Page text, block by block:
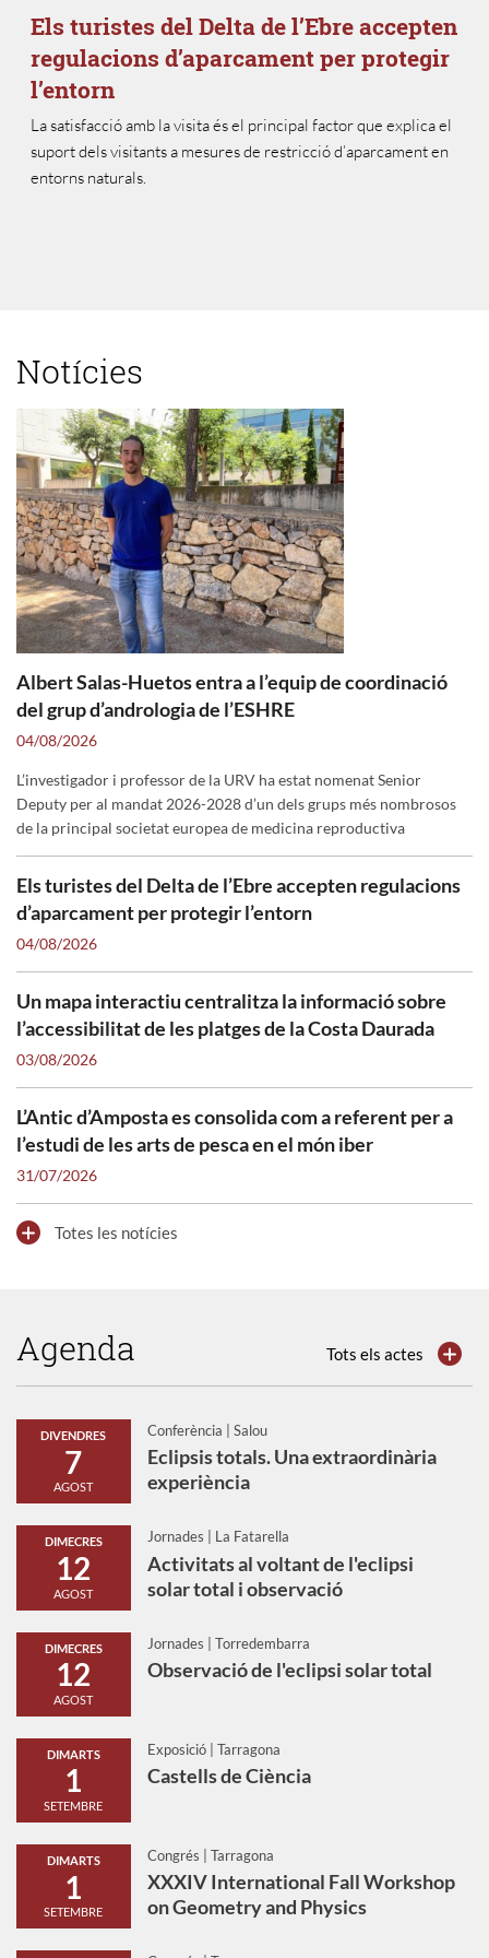
Els turistes del Delta de l’Ebre accepten
regulacions d’aparcament per protegir
l’entorn
La satisfacció amb la visita és el principal factor que explica el
suport dels visitants a mesures de restricció d’aparcament en
entorns naturals.
Eclipsa’t de ciència
Fa més d'un segle que no passa i el 12 d'agost, a partir de les
19:35 h, tornarà a passar. A la URV organitzem activitats a tot
aquest esdeveniment únic.
Consulta totes les activitats
calor i l’escalfament global
Investigadors i investigadores de la URV responen preguntes
freqüència i intensitat de les onades de calor.
Notícies
Albert Salas-Huetos entra a l’equip de coordinació
del grup d’andrologia de l’ESHRE
04/08/2026
L’investigador i professor de la URV ha estat nomenat Senior
Deputy per al mandat 2026-2028 d’un dels grups més nombrosos
de la principal societat europea de medicina reproductiva
Els turistes del Delta de l’Ebre accepten regulacions
d’aparcament per protegir l’entorn
04/08/2026
Un mapa interactiu centralitza la informació sobre
l’accessibilitat de les platges de la Costa Daurada
03/08/2026
L’Antic d’Amposta es consolida com a referent per a
l’estudi de les arts de pesca en el món iber
31/07/2026
Totes les notícies
Agenda Tots els actes
DIVENDRES
7
AGOST
Conferència | Salou
Eclipsis totals. Una extraordinària
experiència
DIMECRES
12
AGOST
Jornades | La Fatarella
Activitats al voltant de l'eclipsi
solar total i observació
DIMECRES
12
AGOST
Jornades | Torredembarra
Observació de l'eclipsi solar total
DIMARTS
1
SETEMBRE
Exposició | Tarragona
Castells de Ciència
DIMARTS
1
SETEMBRE
Congrés | Tarragona
XXXIV International Fall Workshop
on Geometry and Physics